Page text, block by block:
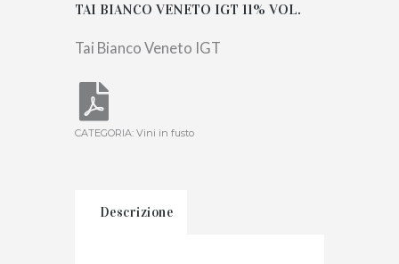
TAI BIANCO VENETO IGT 11% VOL.
Tai Bianco Veneto IGT
CATEGORIA: Vini in fusto
Descrizione